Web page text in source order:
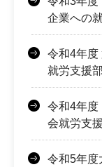
企業への
令和4年度
就労支援
令和4年
会就労支
令和5年度